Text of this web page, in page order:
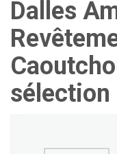
Dalles